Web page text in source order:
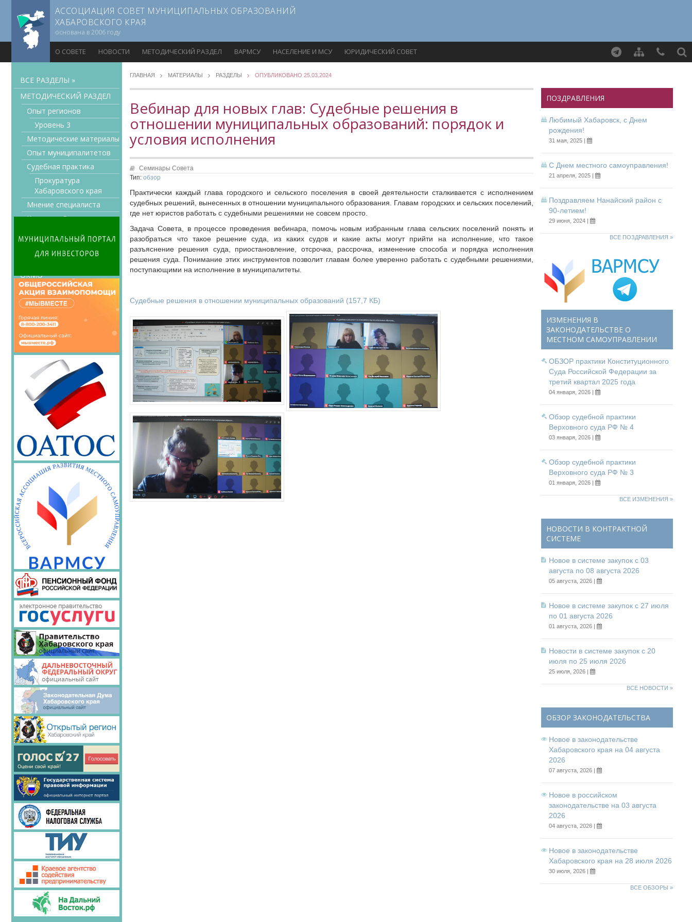
АССОЦИАЦИЯ СОВЕТ МУНИЦИПАЛЬНЫХ ОБРАЗОВАНИЙ
ХАБАРОВСКОГО КРАЯ
основана в 2006 году
О СОВЕТЕ НОВОСТИ МЕТОДИЧЕСКИЙ РАЗДЕЛ ВАРМСУ НАСЕЛЕНИЕ И МСУ ЮРИДИЧЕСКИЙ СОВЕТ
ВСЕ РАЗДЕЛЫ »
МЕТОДИЧЕСКИЙ РАЗДЕЛ
Опыт регионов
Уровень 3
Методические материалы
Опыт муниципалитетов
Судебная практика
Прокуратура
Хабаровского края
Мнение специалиста
Конкурсы Совета
Семинары Совета
Издания Совета
Вопрос-ответ
ОКМО
Информационный
бюллетень МСУ
НАСЕЛЕНИЕ И МСУ
ТОС
Лучшие практики ТОС
ГЛАВНАЯ МАТЕРИАЛЫ РАЗДЕЛЫ ОПУБЛИКОВАНО 25.03.2024
Вебинар для новых глав: Судебные решения в
отношении муниципальных образований: порядок и
условия исполнения
Семинары Совета
Тип: обзор
Практически каждый глава городского и сельского поселения в своей деятельности сталкивается с исполнением
судебных решений, вынесенных в отношении муниципального образования. Главам городских и сельских поселений,
где нет юристов работать с судебными решениями не совсем просто.
Задача Совета, в процессе проведения вебинара, помочь новым избранным глава сельских поселений понять и
разобраться что такое решение суда, из каких судов и какие акты могут прийти на исполнение, что такое
разъяснение решения суда, приостановление, отсрочка, рассрочка, изменение способа и порядка исполнения
решения суда. Понимание этих инструментов позволит главам более уверенно работать с судебными решениями,
поступающими на исполнение в муниципалитеты.
Судебные решения в отношении муниципальных образований (157,7 КБ)
ПОЗДРАВЛЕНИЯ
Любимый Хабаровск, с Днем
рождения!
31 мая, 2025 |
С Днем местного самоуправления!
21 апреля, 2025 |
Поздравляем Нанайский район с
90-летием!
29 июня, 2024 |
ВСЕ ПОЗДРАВЛЕНИЯ »
ИЗМЕНЕНИЯ В
ЗАКОНОДАТЕЛЬСТВЕ О
МЕСТНОМ САМОУПРАВЛЕНИИ
ОБЗОР практики Конституционного
Суда Российской Федерации за
третий квартал 2025 года
04 января, 2026 |
Обзор судебной практики
Верховного суда РФ № 4
03 января, 2026 |
Обзор судебной практики
Верховного суда РФ № 3
01 января, 2026 |
ВСЕ ИЗМЕНЕНИЯ »
НОВОСТИ В КОНТРАКТНОЙ
СИСТЕМЕ
Новое в системе закупок с 03
августа по 08 августа 2026
05 августа, 2026 |
Новое в системе закупок с 27 июля
по 01 августа 2026
01 августа, 2026 |
Новости в системе закупок с 20
июля по 25 июля 2026
25 июля, 2026 |
ВСЕ НОВОСТИ »
ОБЗОР ЗАКОНОДАТЕЛЬСТВА
Новое в законодательстве
Хабаровского края на 04 августа
2026
07 августа, 2026 |
Новое в российском
законодательстве на 03 августа
2026
04 августа, 2026 |
Новое в законодательстве
Хабаровского края на 28 июля 2026
30 июля, 2026 |
ВСЕ ОБЗОРЫ »